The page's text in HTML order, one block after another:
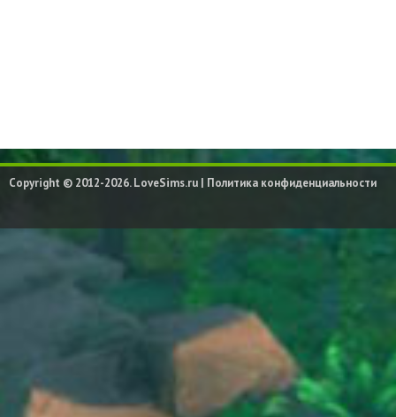
Copyright © 2012-2026. LoveSims.ru | Политика конфиденциальности